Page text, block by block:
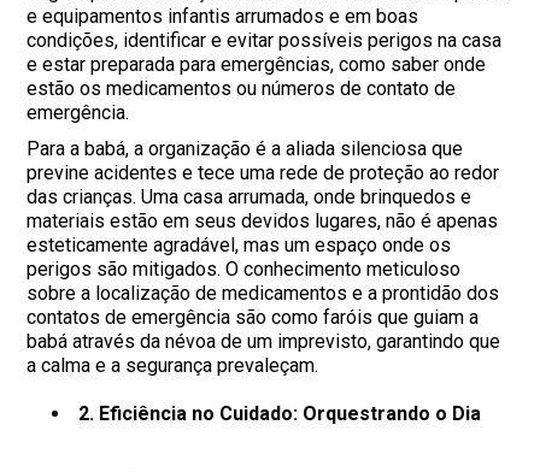
e equipamentos infantis arrumados e em boas
condições, identificar e evitar possíveis perigos na casa
e estar preparada para emergências, como saber onde
estão os medicamentos ou números de contato de
emergência.
Para a babá, a organização é a aliada silenciosa que
previne acidentes e tece uma rede de proteção ao redor
das crianças. Uma casa arrumada, onde brinquedos e
materiais estão em seus devidos lugares, não é apenas
esteticamente agradável, mas um espaço onde os
perigos são mitigados. O conhecimento meticuloso
sobre a localização de medicamentos e a prontidão dos
contatos de emergência são como faróis que guiam a
babá através da névoa de um imprevisto, garantindo que
a calma e a segurança prevaleçam.
2. Eficiência no Cuidado: Orquestrando o Dia